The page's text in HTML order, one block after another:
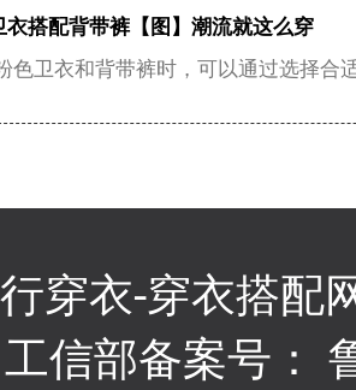
衣搭配背带裤【图】潮流就这么穿
色卫衣和背带裤时，可以通过选择合
穿衣-穿衣搭配
工信部备案号：